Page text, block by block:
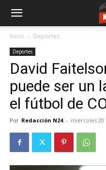
Inicio Deportes
Deportes
David
puede ser un
el fútbol de
Por Redacción N24 - miércoles 20